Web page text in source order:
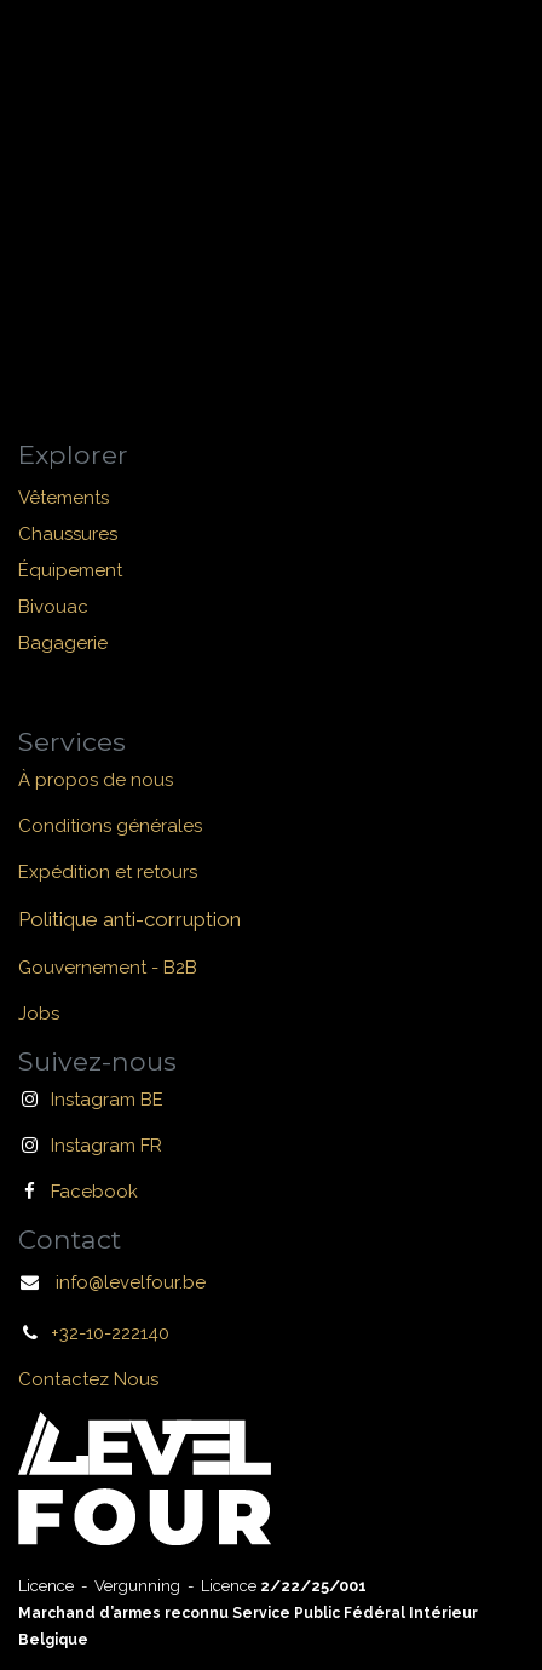
Explorer
Vêtements
Chaussures
Équipement
Bivouac
Bagagerie
Services
À propos de nous
Conditions générales
Expédition et retours
Politique anti-corruption
Gouvernement - B2B
Jobs
Suivez-nous
Instagram BE
Instagram FR
Facebook
Contact
info@levelfour.be
+32-10-222140
Contactez Nous
Licence - Vergunning - Licence 2/22/25/001
Marchand d’armes reconnu Service Public Fédéral Intérieur
Belgique